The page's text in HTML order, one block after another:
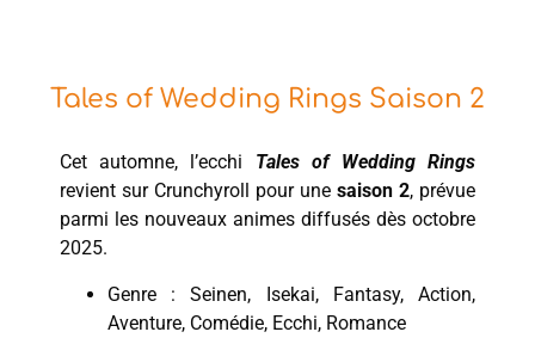
Tales of Wedding Rings Saison 2
Cet automne, l’ecchi Tales of Wedding Rings
revient sur Crunchyroll pour une saison 2, prévue
parmi les nouveaux animes diffusés dès octobre
2025.
Genre : Seinen, Isekai, Fantasy, Action,
Aventure, Comédie, Ecchi, Romance